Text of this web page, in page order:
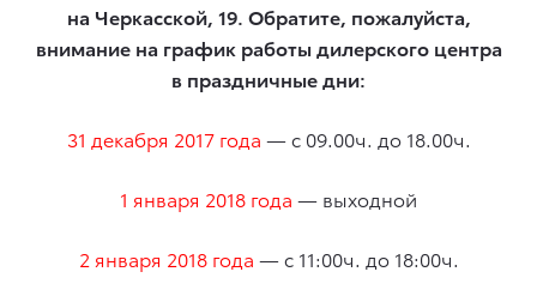
на Черкасской, 19. Обратите, пожалуйста,
внимание на график работы дилерского центра
в праздничные дни:
31 декабря 2017 года — с 09.00ч. до 18.00ч.
1 января 2018 года — выходной
2 января 2018 года — с 11:00ч. до 18:00ч.